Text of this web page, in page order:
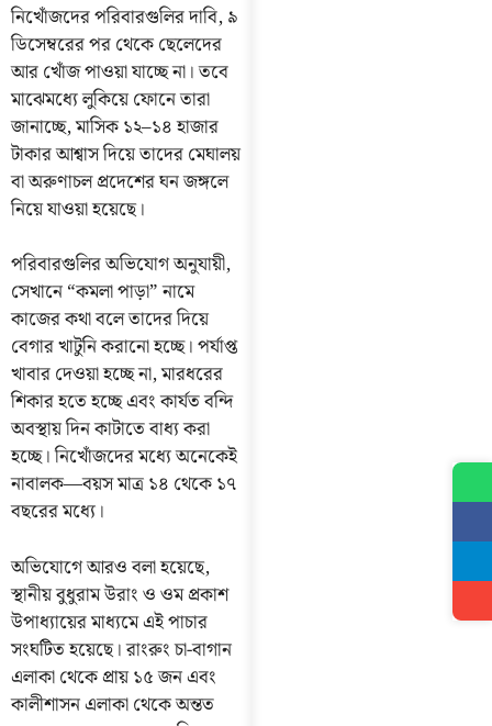
নিখোঁজদের পরিবারগুলির দাবি, ৯
ডিসেম্বরের পর থেকে ছেলেদের
আর খোঁজ পাওয়া যাচ্ছে না। তবে
মাঝেমধ্যে লুকিয়ে ফোনে তারা
জানাচ্ছে, মাসিক ১২–১৪ হাজার
টাকার আশ্বাস দিয়ে তাদের মেঘালয়
বা অরুণাচল প্রদেশের ঘন জঙ্গলে
নিয়ে যাওয়া হয়েছে।
পরিবারগুলির অভিযোগ অনুযায়ী,
সেখানে “কমলা পাড়া” নামে
কাজের কথা বলে তাদের দিয়ে
বেগার খাটুনি করানো হচ্ছে। পর্যাপ্ত
খাবার দেওয়া হচ্ছে না, মারধরের
শিকার হতে হচ্ছে এবং কার্যত বন্দি
অবস্থায় দিন কাটাতে বাধ্য করা
হচ্ছে। নিখোঁজদের মধ্যে অনেকেই
নাবালক—বয়স মাত্র ১৪ থেকে ১৭
বছরের মধ্যে।
অভিযোগে আরও বলা হয়েছে,
স্থানীয় বুধুরাম উরাং ও ওম প্রকাশ
উপাধ্যায়ের মাধ্যমে এই পাচার
সংঘটিত হয়েছে। রাংরুং চা-বাগান
এলাকা থেকে প্রায় ১৫ জন এবং
কালীশাসন এলাকা থেকে অন্তত